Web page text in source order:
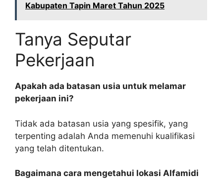
Kabupaten Tapin Maret Tahun 2025
Tanya Seputar
Pekerjaan
Apakah ada batasan usia untuk melamar
pekerjaan ini?
Tidak ada batasan usia yang spesifik, yang
terpenting adalah Anda memenuhi kualifikasi
yang telah ditentukan.
Bagaimana cara mengetahui lokasi Alfamidi